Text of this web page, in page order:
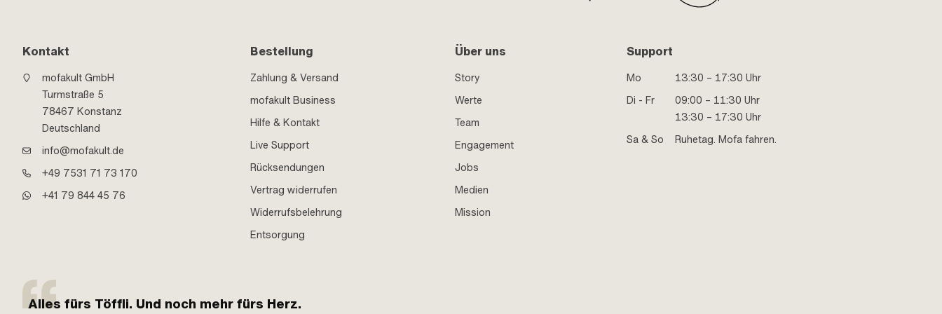
Kontakt
mofakult GmbH
Turmstraße 5
78467 Konstanz
Deutschland
info@mofakult.de
+49 7531 71 73 170
+41 79 844 45 76
Bestellung
Zahlung & Versand
mofakult Business
Hilfe & Kontakt
Live Support
Rücksendungen
Vertrag widerrufen
Widerrufsbelehrung
Entsorgung
Über uns
Story
Werte
Team
Engagement
Jobs
Medien
Mission
Support
Mo
13:30 – 17:30 Uhr
Di - Fr
09:00 – 11:30 Uhr
13:30 – 17:30 Uhr
Sa & So
Ruhetag. Mofa fahren.
Alles fürs Töffli. Und noch mehr fürs Herz.